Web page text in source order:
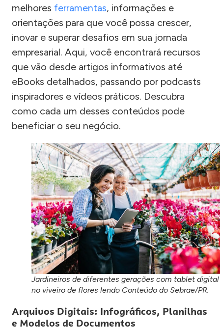
melhores ferramentas, informações e
orientações para que você possa crescer,
inovar e superar desafios em sua jornada
empresarial. Aqui, você encontrará recursos
que vão desde artigos informativos até
eBooks detalhados, passando por podcasts
inspiradores e vídeos práticos. Descubra
como cada um desses conteúdos pode
beneficiar o seu negócio.
Jardineiros de diferentes gerações com tablet digital
no viveiro de flores lendo Conteúdo do Sebrae/PR.
Arquivos Digitais: Infográficos, Planilhas
e Modelos de Documentos